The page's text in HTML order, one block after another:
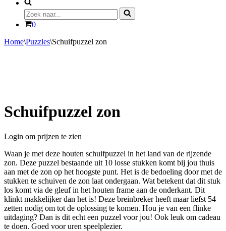
Zoek
naar...
Winkelwagen
0
Home\Puzzles\Schuifpuzzel zon
Schuifpuzzel zon
Login om prijzen te zien
Waan je met deze houten schuifpuzzel in het land van de rijzende
zon. Deze puzzel bestaande uit 10 losse stukken komt bij jou thuis
aan met de zon op het hoogste punt. Het is de bedoeling door met de
stukken te schuiven de zon laat ondergaan. Wat betekent dat dit stuk
los komt via de gleuf in het houten frame aan de onderkant. Dit
klinkt makkelijker dan het is! Deze breinbreker heeft maar liefst 54
zetten nodig om tot de oplossing te komen. Hou je van een flinke
uitdaging? Dan is dit echt een puzzel voor jou! Ook leuk om cadeau
te doen. Goed voor uren speelplezier.